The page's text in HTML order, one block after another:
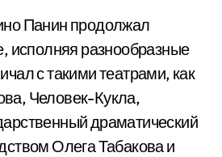
Панин продолжал
исполняя разнообразные
с такими театрами, как
Человек-Кукла,
драматический
Олега Табакова и